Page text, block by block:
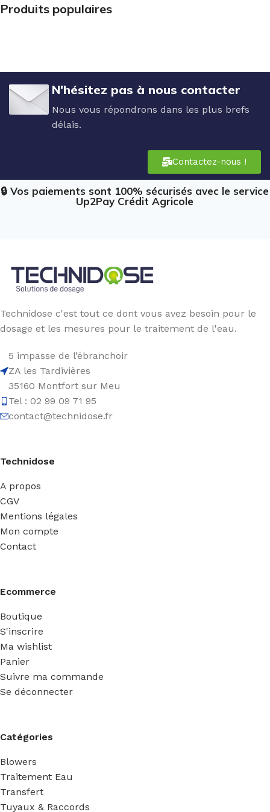
Produits populaires
N'hésitez pas à nous contacter
Nous vous répondrons dans les plus brefs
délais.
Contactez-nous !
🔒 Vos paiements sont 100% sécurisés avec le service
Up2Pay Crédit Agricole
Technidose c'est tout ce dont vous avez besoin pour le
dosage et les mesures pour le traitement de l'eau.
5 impasse de l’ébranchoir
ZA les Tardivières
35160 Montfort sur Meu
Tel : 02 99 09 71 95
contact@technidose.fr
Technidose
A propos
CGV
Mentions légales
Mon compte
Contact
Ecommerce
Boutique
S'inscrire
Ma wishlist
Panier
Suivre ma commande
Se déconnecter
Catégories
Blowers
Traitement Eau
Transfert
Tuyaux & Raccords